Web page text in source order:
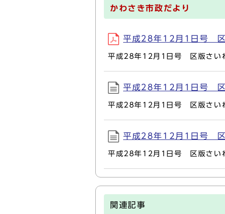
かわさき市政だより
平成28年12月1日号
平成28年12月1日号 区版さい
平成28年12月1日号
平成28年12月1日号 区版さい
平成28年12月1日号 区
平成28年12月1日号 区版さい
関連記事